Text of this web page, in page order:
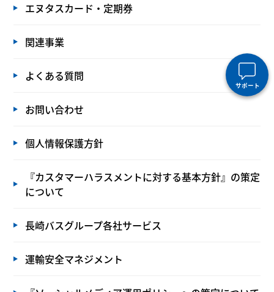
サポート
エヌタスカード・定期券
関連事業
よくある質問
お問い合わせ
個人情報保護方針
『カスタマーハラスメントに対する基本方針』の策定
について
長崎バスグループ各社サービス
運輸安全マネジメント